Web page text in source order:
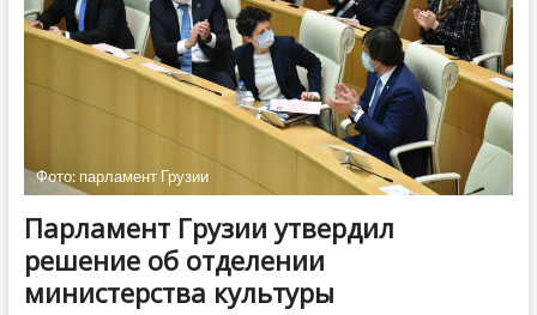
Фото: парламент Грузии
Парламент Грузии утвердил
решение об отделении
министерства культуры